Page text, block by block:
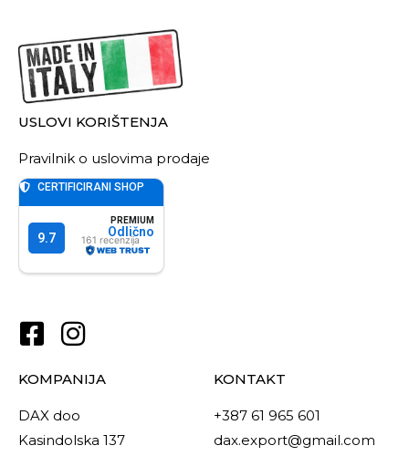
USLOVI KORIŠTENJA
Pravilnik o uslovima prodaje
KOMPANIJA
DAX doo
Kasindolska 137
KONTAKT
+387 61 965 601
dax.export@gmail.com